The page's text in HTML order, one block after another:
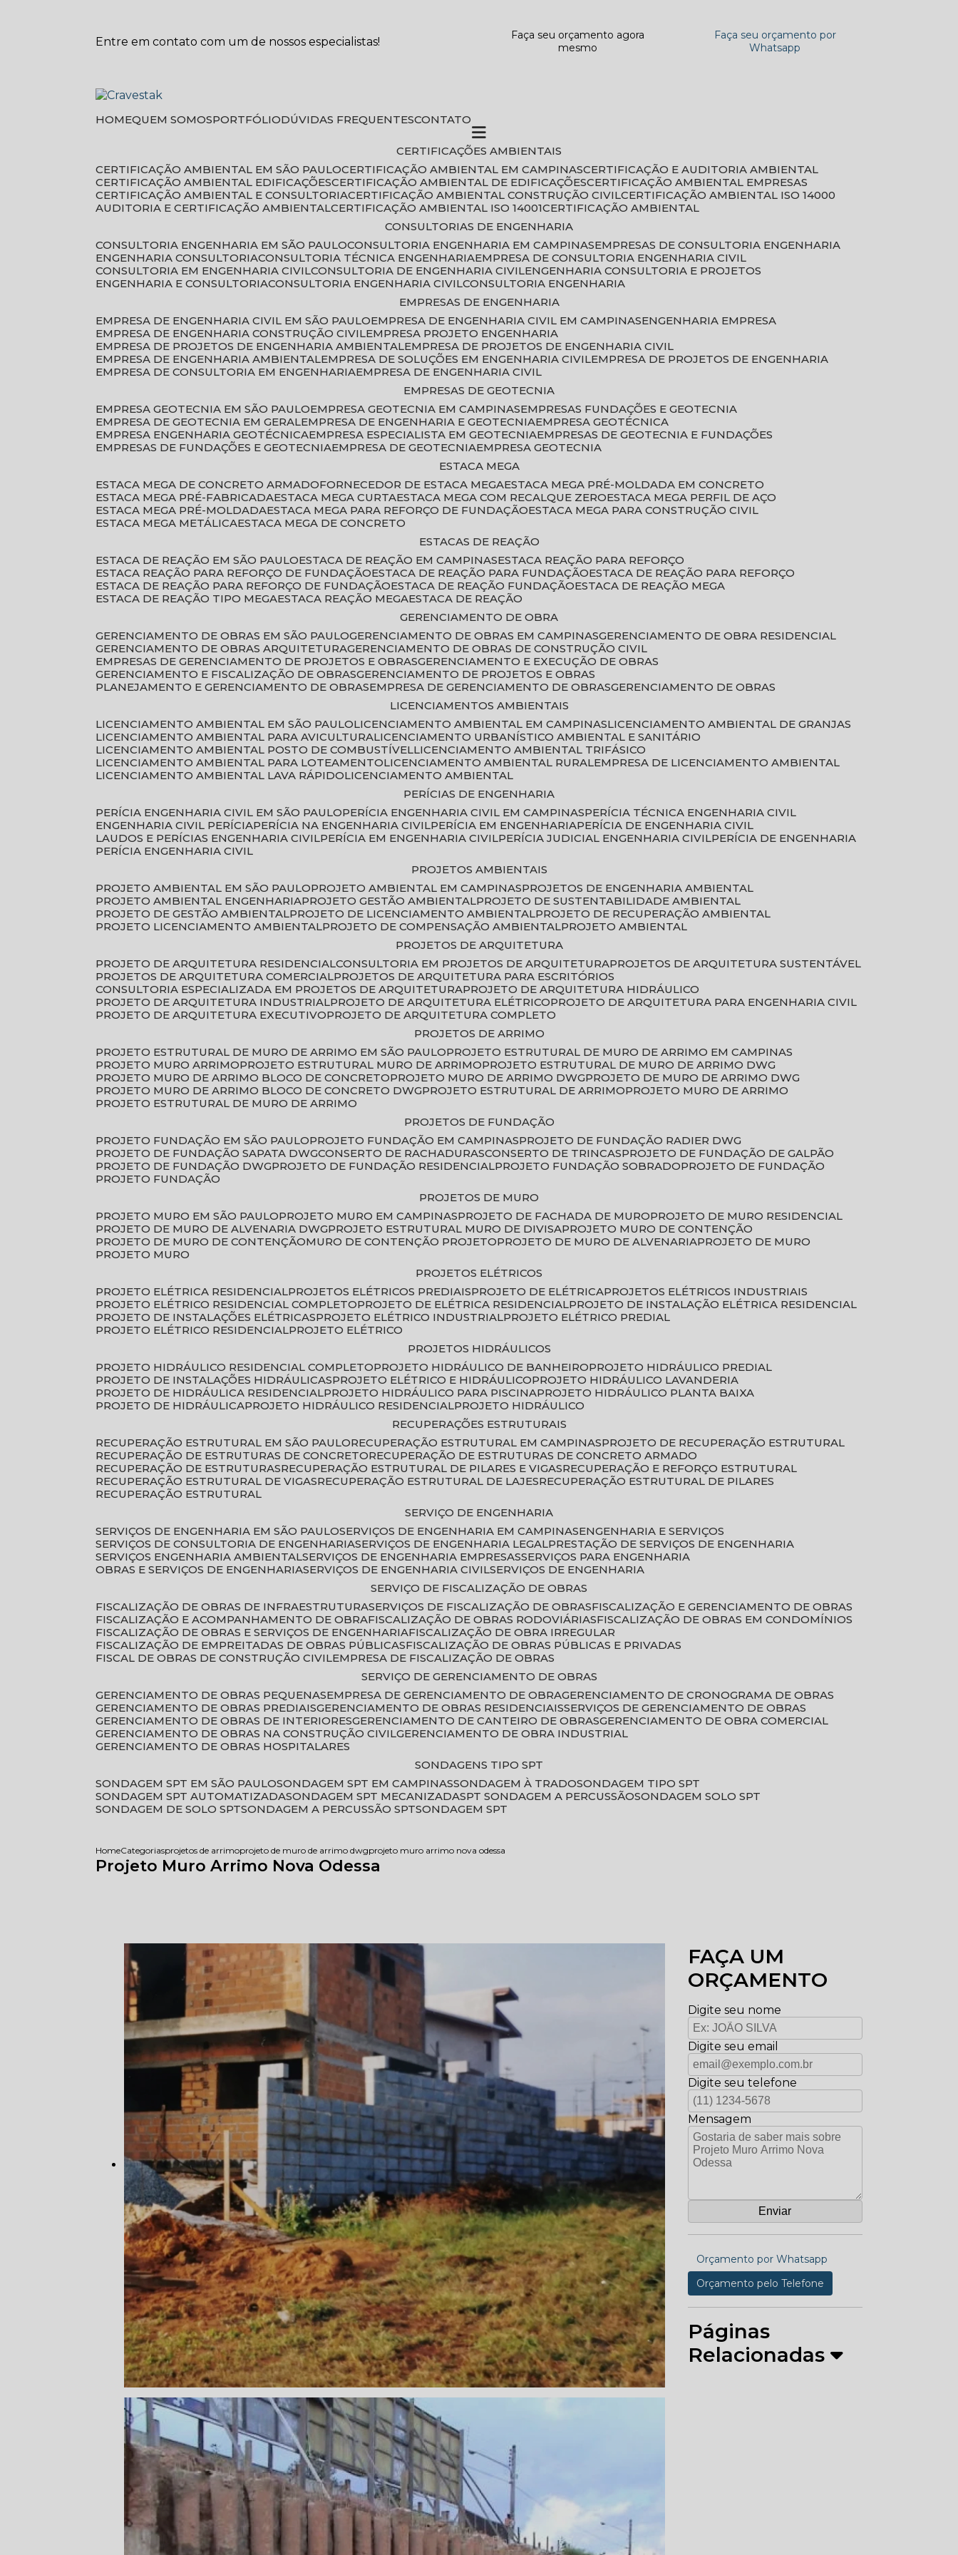
Entre em contato com um de nossos especialistas!
Faça seu orçamento agora
mesmo
Faça seu orçamento por
Whatsapp
HOME QUEM SOMOS PORTFÓLIO DÚVIDAS FREQUENTES CONTATO
CERTIFICAÇÕES AMBIENTAIS
CERTIFICAÇÃO AMBIENTAL EM SÃO PAULO
CERTIFICAÇÃO AMBIENTAL EM CAMPINAS
CERTIFICAÇÃO E AUDITORIA AMBIENTAL
CERTIFICAÇÃO AMBIENTAL EDIFICAÇÕES
CERTIFICAÇÃO AMBIENTAL DE EDIFICAÇÕES
CERTIFICAÇÃO AMBIENTAL EMPRESAS
CERTIFICAÇÃO AMBIENTAL E CONSULTORIA
CERTIFICAÇÃO AMBIENTAL CONSTRUÇÃO CIVIL
CERTIFICAÇÃO AMBIENTAL ISO 14000
AUDITORIA E CERTIFICAÇÃO AMBIENTAL
CERTIFICAÇÃO AMBIENTAL ISO 14001
CERTIFICAÇÃO AMBIENTAL
CONSULTORIAS DE ENGENHARIA
CONSULTORIA ENGENHARIA EM SÃO PAULO CONSULTORIA ENGENHARIA EM CAMPINAS
EMPRESAS DE CONSULTORIA ENGENHARIA
ENGENHARIA CONSULTORIA CONSULTORIA TÉCNICA ENGENHARIA EMPRESA DE CONSULTORIA ENGENHARIA CIVIL
CONSULTORIA EM ENGENHARIA CIVIL CONSULTORIA DE ENGENHARIA CIVIL ENGENHARIA CONSULTORIA E PROJETOS
ENGENHARIA E CONSULTORIA CONSULTORIA ENGENHARIA CIVIL CONSULTORIA ENGENHARIA
EMPRESAS DE ENGENHARIA
EMPRESA DE ENGENHARIA CIVIL EM SÃO PAULO
EMPRESA DE ENGENHARIA CIVIL EM CAMPINAS
ENGENHARIA EMPRESA
EMPRESA DE ENGENHARIA CONSTRUÇÃO CIVIL EMPRESA PROJETO ENGENHARIA
EMPRESA DE PROJETOS DE ENGENHARIA AMBIENTAL EMPRESA DE PROJETOS DE ENGENHARIA CIVIL
EMPRESA DE ENGENHARIA AMBIENTAL EMPRESA DE SOLUÇÕES EM ENGENHARIA CIVIL EMPRESA DE PROJETOS DE ENGENHARIA
EMPRESA DE CONSULTORIA EM ENGENHARIA EMPRESA DE ENGENHARIA CIVIL
EMPRESAS DE GEOTECNIA
EMPRESA GEOTECNIA EM SÃO PAULO
EMPRESA GEOTECNIA EM CAMPINAS
EMPRESAS FUNDAÇÕES E GEOTECNIA
EMPRESA DE GEOTECNIA EM GERAL EMPRESA DE ENGENHARIA E GEOTECNIA EMPRESA GEOTÉCNICA
EMPRESA ENGENHARIA GEOTÉCNICA EMPRESA ESPECIALISTA EM GEOTECNIA EMPRESAS DE GEOTECNIA E FUNDAÇÕES
EMPRESAS DE FUNDAÇÕES E GEOTECNIA EMPRESA DE GEOTECNIA EMPRESA GEOTECNIA
ESTACA MEGA
ESTACA MEGA DE CONCRETO ARMADO
FORNECEDOR DE ESTACA MEGA ESTACA MEGA PRÉ-MOLDADA EM CONCRETO
ESTACA MEGA PRÉ-FABRICADA ESTACA MEGA CURTA ESTACA MEGA COM RECALQUE ZERO
ESTACA MEGA PERFIL DE AÇO
ESTACA MEGA PRÉ-MOLDADA ESTACA MEGA PARA REFORÇO DE FUNDAÇÃO
ESTACA MEGA PARA CONSTRUÇÃO CIVIL
ESTACA MEGA METÁLICA ESTACA MEGA DE CONCRETO
ESTACAS DE REAÇÃO
ESTACA DE REAÇÃO EM SÃO PAULO
ESTACA DE REAÇÃO EM CAMPINAS
ESTACA REAÇÃO PARA REFORÇO
ESTACA REAÇÃO PARA REFORÇO DE FUNDAÇÃO
ESTACA DE REAÇÃO PARA FUNDAÇÃO
ESTACA DE REAÇÃO PARA REFORÇO
ESTACA DE REAÇÃO PARA REFORÇO DE FUNDAÇÃO
ESTACA DE REAÇÃO FUNDAÇÃO
ESTACA DE REAÇÃO MEGA
ESTACA DE REAÇÃO TIPO MEGA ESTACA REAÇÃO MEGA ESTACA DE REAÇÃO
GERENCIAMENTO DE OBRA
GERENCIAMENTO DE OBRAS EM SÃO PAULO
GERENCIAMENTO DE OBRAS EM CAMPINAS
GERENCIAMENTO DE OBRA RESIDENCIAL
GERENCIAMENTO DE OBRAS ARQUITETURA
GERENCIAMENTO DE OBRAS DE CONSTRUÇÃO CIVIL
EMPRESAS DE GERENCIAMENTO DE PROJETOS E OBRAS
GERENCIAMENTO E EXECUÇÃO DE OBRAS
GERENCIAMENTO E FISCALIZAÇÃO DE OBRAS
GERENCIAMENTO DE PROJETOS E OBRAS
PLANEJAMENTO E GERENCIAMENTO DE OBRAS
EMPRESA DE GERENCIAMENTO DE OBRAS
GERENCIAMENTO DE OBRAS
LICENCIAMENTOS AMBIENTAIS
LICENCIAMENTO AMBIENTAL EM SÃO PAULO LICENCIAMENTO AMBIENTAL EM CAMPINAS LICENCIAMENTO AMBIENTAL DE GRANJAS
LICENCIAMENTO AMBIENTAL PARA AVICULTURA LICENCIAMENTO URBANÍSTICO AMBIENTAL E SANITÁRIO
LICENCIAMENTO AMBIENTAL POSTO DE COMBUSTÍVEL LICENCIAMENTO AMBIENTAL TRIFÁSICO
LICENCIAMENTO AMBIENTAL PARA LOTEAMENTO LICENCIAMENTO AMBIENTAL RURAL EMPRESA DE LICENCIAMENTO AMBIENTAL
LICENCIAMENTO AMBIENTAL LAVA RÁPIDO LICENCIAMENTO AMBIENTAL
PERÍCIAS DE ENGENHARIA
PERÍCIA ENGENHARIA CIVIL EM SÃO PAULO
PERÍCIA ENGENHARIA CIVIL EM CAMPINAS
PERÍCIA TÉCNICA ENGENHARIA CIVIL
ENGENHARIA CIVIL PERÍCIA
PERÍCIA NA ENGENHARIA CIVIL PERÍCIA EM ENGENHARIA
PERÍCIA DE ENGENHARIA CIVIL
LAUDOS E PERÍCIAS ENGENHARIA CIVIL
PERÍCIA EM ENGENHARIA CIVIL PERÍCIA JUDICIAL ENGENHARIA CIVIL
PERÍCIA DE ENGENHARIA
PERÍCIA ENGENHARIA CIVIL
PROJETOS AMBIENTAIS
PROJETO AMBIENTAL EM SÃO PAULO
PROJETO AMBIENTAL EM CAMPINAS
PROJETOS DE ENGENHARIA AMBIENTAL
PROJETO AMBIENTAL ENGENHARIA
PROJETO GESTÃO AMBIENTAL
PROJETO DE SUSTENTABILIDADE AMBIENTAL
PROJETO DE GESTÃO AMBIENTAL
PROJETO DE LICENCIAMENTO AMBIENTAL
PROJETO DE RECUPERAÇÃO AMBIENTAL
PROJETO LICENCIAMENTO AMBIENTAL
PROJETO DE COMPENSAÇÃO AMBIENTAL
PROJETO AMBIENTAL
PROJETOS DE ARQUITETURA
PROJETO DE ARQUITETURA RESIDENCIAL CONSULTORIA EM PROJETOS DE ARQUITETURA
PROJETOS DE ARQUITETURA SUSTENTÁVEL
PROJETOS DE ARQUITETURA COMERCIAL
PROJETOS DE ARQUITETURA PARA ESCRITÓRIOS
CONSULTORIA ESPECIALIZADA EM PROJETOS DE ARQUITETURA
PROJETO DE ARQUITETURA HIDRÁULICO
PROJETO DE ARQUITETURA INDUSTRIAL
PROJETO DE ARQUITETURA ELÉTRICO
PROJETO DE ARQUITETURA PARA ENGENHARIA CIVIL
PROJETO DE ARQUITETURA EXECUTIVO
PROJETO DE ARQUITETURA COMPLETO
PROJETOS DE ARRIMO
PROJETO ESTRUTURAL DE MURO DE ARRIMO EM SÃO PAULO
PROJETO ESTRUTURAL DE MURO DE ARRIMO EM CAMPINAS
PROJETO MURO ARRIMO
PROJETO ESTRUTURAL MURO DE ARRIMO
PROJETO ESTRUTURAL DE MURO DE ARRIMO DWG
PROJETO MURO DE ARRIMO BLOCO DE CONCRETO
PROJETO MURO DE ARRIMO DWG
PROJETO DE MURO DE ARRIMO DWG
PROJETO MURO DE ARRIMO BLOCO DE CONCRETO DWG
PROJETO ESTRUTURAL DE ARRIMO
PROJETO MURO DE ARRIMO
PROJETO ESTRUTURAL DE MURO DE ARRIMO
PROJETOS DE FUNDAÇÃO
PROJETO FUNDAÇÃO EM SÃO PAULO
PROJETO FUNDAÇÃO EM CAMPINAS
PROJETO DE FUNDAÇÃO RADIER DWG
PROJETO DE FUNDAÇÃO SAPATA DWG CONSERTO DE RACHADURAS CONSERTO DE TRINCAS
PROJETO DE FUNDAÇÃO DE GALPÃO
PROJETO DE FUNDAÇÃO DWG
PROJETO DE FUNDAÇÃO RESIDENCIAL PROJETO FUNDAÇÃO SOBRADO
PROJETO DE FUNDAÇÃO
PROJETO FUNDAÇÃO
PROJETOS DE MURO
PROJETO MURO EM SÃO PAULO
PROJETO MURO EM CAMPINAS PROJETO DE FACHADA DE MURO
PROJETO DE MURO RESIDENCIAL
PROJETO DE MURO DE ALVENARIA DWG
PROJETO ESTRUTURAL MURO DE DIVISA
PROJETO MURO DE CONTENÇÃO
PROJETO DE MURO DE CONTENÇÃO
MURO DE CONTENÇÃO PROJETO PROJETO DE MURO DE ALVENARIA
PROJETO DE MURO
PROJETO MURO
PROJETOS ELÉTRICOS
PROJETO ELÉTRICA RESIDENCIAL
PROJETOS ELÉTRICOS PREDIAIS PROJETO DE ELÉTRICA
PROJETOS ELÉTRICOS INDUSTRIAIS
PROJETO ELÉTRICO RESIDENCIAL COMPLETO
PROJETO DE ELÉTRICA RESIDENCIAL
PROJETO DE INSTALAÇÃO ELÉTRICA RESIDENCIAL
PROJETO DE INSTALAÇÕES ELÉTRICAS
PROJETO ELÉTRICO INDUSTRIAL
PROJETO ELÉTRICO PREDIAL
PROJETO ELÉTRICO RESIDENCIAL
PROJETO ELÉTRICO
PROJETOS HIDRÁULICOS
PROJETO HIDRÁULICO RESIDENCIAL COMPLETO
PROJETO HIDRÁULICO DE BANHEIRO
PROJETO HIDRÁULICO PREDIAL
PROJETO DE INSTALAÇÕES HIDRÁULICAS
PROJETO ELÉTRICO E HIDRÁULICO
PROJETO HIDRÁULICO LAVANDERIA
PROJETO DE HIDRÁULICA RESIDENCIAL
PROJETO HIDRÁULICO PARA PISCINA
PROJETO HIDRÁULICO PLANTA BAIXA
PROJETO DE HIDRÁULICA
PROJETO HIDRÁULICO RESIDENCIAL
PROJETO HIDRÁULICO
RECUPERAÇÕES ESTRUTURAIS
RECUPERAÇÃO ESTRUTURAL EM SÃO PAULO
RECUPERAÇÃO ESTRUTURAL EM CAMPINAS
PROJETO DE RECUPERAÇÃO ESTRUTURAL
RECUPERAÇÃO DE ESTRUTURAS DE CONCRETO
RECUPERAÇÃO DE ESTRUTURAS DE CONCRETO ARMADO
RECUPERAÇÃO DE ESTRUTURAS
RECUPERAÇÃO ESTRUTURAL DE PILARES E VIGAS
RECUPERAÇÃO E REFORÇO ESTRUTURAL
RECUPERAÇÃO ESTRUTURAL DE VIGAS
RECUPERAÇÃO ESTRUTURAL DE LAJES
RECUPERAÇÃO ESTRUTURAL DE PILARES
RECUPERAÇÃO ESTRUTURAL
SERVIÇO DE ENGENHARIA
SERVIÇOS DE ENGENHARIA EM SÃO PAULO SERVIÇOS DE ENGENHARIA EM CAMPINAS
ENGENHARIA E SERVIÇOS
SERVIÇOS DE CONSULTORIA DE ENGENHARIA SERVIÇOS DE ENGENHARIA LEGAL
PRESTAÇÃO DE SERVIÇOS DE ENGENHARIA
SERVIÇOS ENGENHARIA AMBIENTAL SERVIÇOS DE ENGENHARIA EMPRESAS SERVIÇOS PARA ENGENHARIA
OBRAS E SERVIÇOS DE ENGENHARIA SERVIÇOS DE ENGENHARIA CIVIL SERVIÇOS DE ENGENHARIA
SERVIÇO DE FISCALIZAÇÃO DE OBRAS
FISCALIZAÇÃO DE OBRAS DE INFRAESTRUTURA SERVIÇOS DE FISCALIZAÇÃO DE OBRAS
FISCALIZAÇÃO E GERENCIAMENTO DE OBRAS
FISCALIZAÇÃO E ACOMPANHAMENTO DE OBRA FISCALIZAÇÃO DE OBRAS RODOVIÁRIAS
FISCALIZAÇÃO DE OBRAS EM CONDOMÍNIOS
FISCALIZAÇÃO DE OBRAS E SERVIÇOS DE ENGENHARIA FISCALIZAÇÃO DE OBRA IRREGULAR
FISCALIZAÇÃO DE EMPREITADAS DE OBRAS PÚBLICAS
FISCALIZAÇÃO DE OBRAS PÚBLICAS E PRIVADAS
FISCAL DE OBRAS DE CONSTRUÇÃO CIVIL EMPRESA DE FISCALIZAÇÃO DE OBRAS
SERVIÇO DE GERENCIAMENTO DE OBRAS
GERENCIAMENTO DE OBRAS PEQUENAS
EMPRESA DE GERENCIAMENTO DE OBRA
GERENCIAMENTO DE CRONOGRAMA DE OBRAS
GERENCIAMENTO DE OBRAS PREDIAIS
GERENCIAMENTO DE OBRAS RESIDENCIAIS SERVIÇOS DE GERENCIAMENTO DE OBRAS
GERENCIAMENTO DE OBRAS DE INTERIORES
GERENCIAMENTO DE CANTEIRO DE OBRAS
GERENCIAMENTO DE OBRA COMERCIAL
GERENCIAMENTO DE OBRAS NA CONSTRUÇÃO CIVIL
GERENCIAMENTO DE OBRA INDUSTRIAL
GERENCIAMENTO DE OBRAS HOSPITALARES
SONDAGENS TIPO SPT
SONDAGEM SPT EM SÃO PAULO SONDAGEM SPT EM CAMPINAS SONDAGEM À TRADO SONDAGEM TIPO SPT
SONDAGEM SPT AUTOMATIZADA SONDAGEM SPT MECANIZADA SPT SONDAGEM A PERCUSSÃO SONDAGEM SOLO SPT
SONDAGEM DE SOLO SPT SONDAGEM A PERCUSSÃO SPT SONDAGEM SPT
HomeCategoriasprojetos de arrimoprojeto de muro de arrimo dwgprojeto muro arrimo nova odessa
Projeto Muro Arrimo Nova Odessa
FAÇA UM
ORÇAMENTO
Digite seu nome
Digite seu email
Digite seu telefone
Mensagem
Orçamento por Whatsapp
Orçamento pelo Telefone
Páginas
Relacionadas